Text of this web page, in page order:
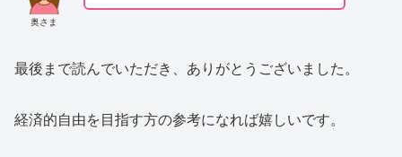
奥さま
最後まで読んでいただき、ありがとうございました。
経済的自由を目指す方の参考になれば嬉しいです。